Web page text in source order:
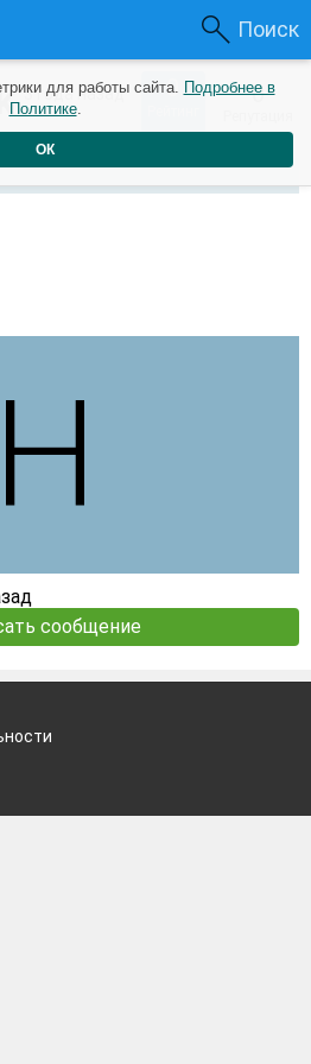
Поиск
3 года назад 0 0
сообщение
для работы сайта. Подробнее в
Политике.
ОК